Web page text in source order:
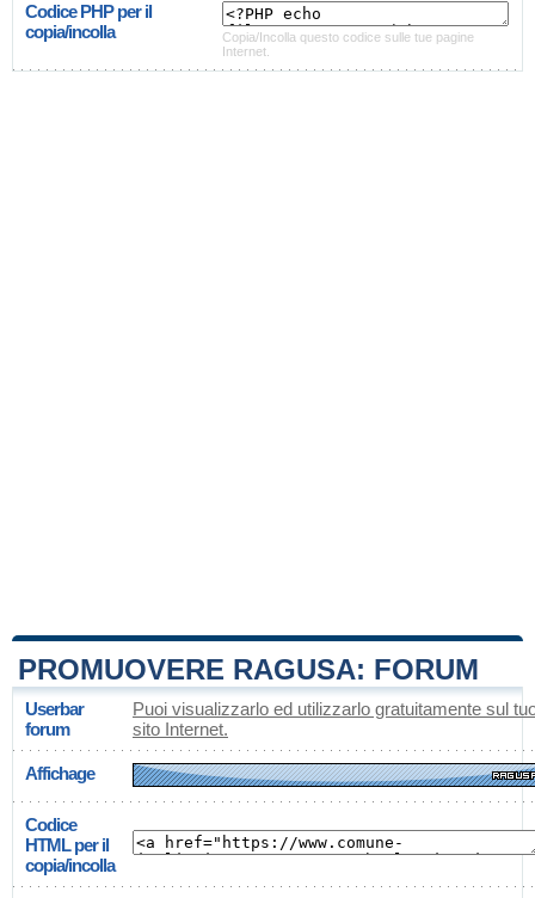
Codice PHP per il
copia/incolla
Copia/Incolla questo codice sulle tue pagine
Internet.
PROMUOVERE RAGUSA: FORUM
Userbar
forum
Puoi visualizzarlo ed utilizzarlo gratuitamente sul
sito Internet.
Affichage
Codice
HTML per il
copia/incolla